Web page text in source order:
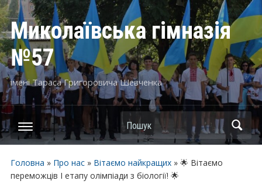
Миколаївська гімназія
№57
імені Тараса Григоровича Шевченка
Пошук
Головна » Про нас» Вітаємо найкращих» 🌟 Вітаємо
переможців І етапу олімпіади з біології! 🌟